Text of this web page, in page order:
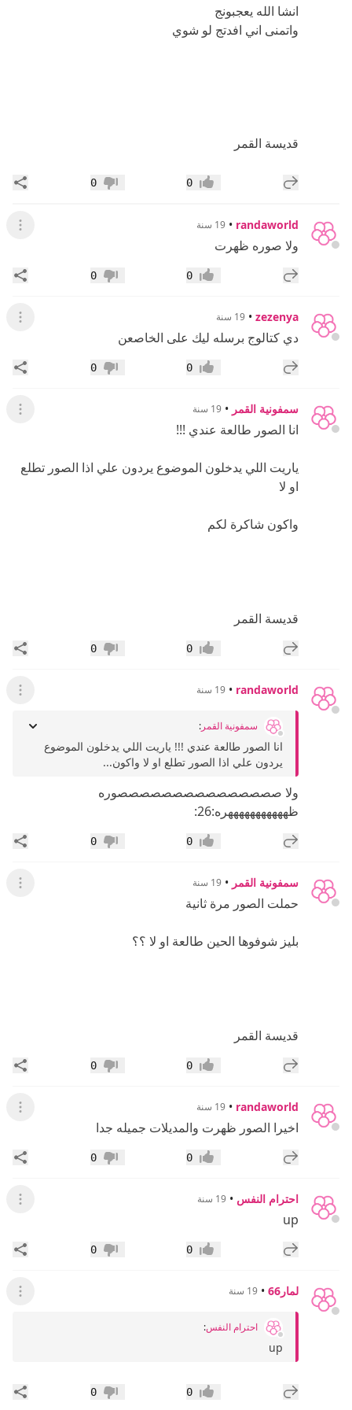
انشا الله يعجبونج
واتمنى اني افدتج لو شوي
قديسة القمر
إضافة رد جديد إعجاب0 عدم إعجاب
0
randaworld
• 19 سنة عرض
ولا صوره ظهرت
إضافة رد جديد إعجاب0 عدم إعجاب
0
zezenya
• 19 سنة عرض
دي كتالوج برسله ليك على الخاصعن
إضافة رد جديد إعجاب0 عدم إعجاب
0
سمفونية القمر • 19 سنة عرض
انا الصور طالعة عندي !!!
ياريت اللي يدخلون الموضوع يردون علي اذا الصور تطلع
او لا
واكون شاكرة لكم
قديسة القمر
إضافة رد جديد إعجاب0 عدم إعجاب
0
randaworld
• 19 سنة عرض
سمفونية القمر:
انا الصور طالعة عندي !!! ياريت اللي يدخلون الموضوع
يردون علي اذا الصور تطلع او لا واكون...
ولا صصصصصصصصصصصصصصصوره
ظهههههههههههره:26:
إضافة رد جديد إعجاب0 عدم إعجاب
0
سمفونية القمر • 19 سنة عرض
حملت الصور مرة ثانية
بليز شوفوها الحين طالعة او لا ؟؟
قديسة القمر
إضافة رد جديد إعجاب0 عدم إعجاب
0
randaworld
• 19 سنة عرض
اخيرا الصور ظهرت والمديلات جميله جدا
إضافة رد جديد إعجاب0 عدم إعجاب
0
احترام النفس • 19 سنة عرض
up
إضافة رد جديد إعجاب0 عدم إعجاب
0
لمار66 • 19 سنة عرض
احترام النفس:
up
إضافة رد جديد إعجاب0 عدم إعجاب
0